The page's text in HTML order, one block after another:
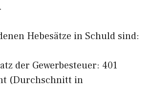
Hebesätze in Schuld sind:
der Gewerbesteuer: 401
(Durchschnitt in